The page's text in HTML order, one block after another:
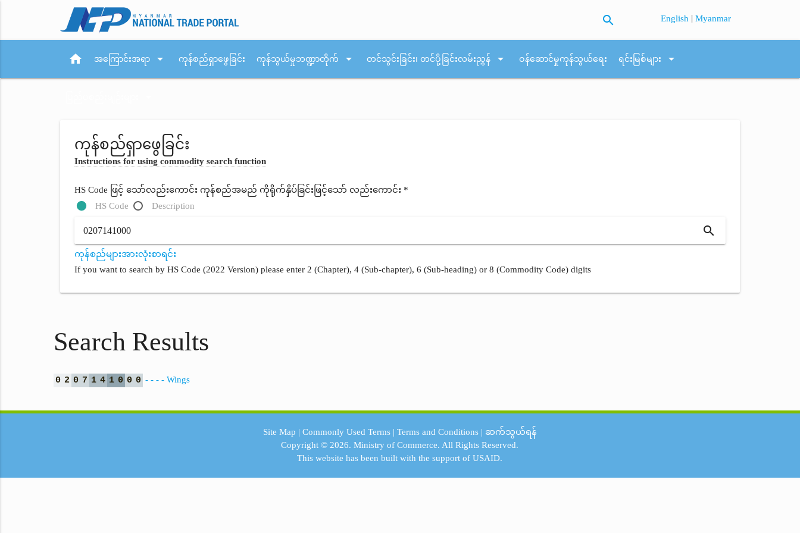
search English |Myanmar
home အကြောင်းအရာ arrow_drop_down ကုန်စည်ရှာဖွေခြင်း ကုန်သွယ်မှုဘဏ္ဍာတိုက် arrow_drop_down တင်သွင်းခြင်း၊ တင်ပို့ခြင်းလမ်းညွှန် arrow_drop_down ဝန်ဆောင်မှုကုန်သွယ်ရေး ရင်းမြစ်များ arrow_drop_down
ကုန်စည်ရှာဖွေခြင်း
Instructions for using commodity search function
HS Code ဖြင့် သော်လည်းကောင်း ကုန်စည်အမည် ကိုရိုက်နှိပ်ခြင်းဖြင့်သော် လည်းကောင်း *
HS Code
Description
search
ကုန်စည်များအားလုံးစာရင်း
If you want to search by HS Code (2022 Version) please enter 2 (Chapter), 4 (Sub-chapter), 6 (Sub-heading) or 8 (Commodity Code) digits
Search Results
0 2 0 7 1 4 1 0 0 0 - - - - Wings
Site Map | Commonly Used Terms| Terms and Conditions| ဆက်သွယ်ရန်
Copyright © 2026.Ministry of Commerce. All Rights Reserved.
This website has been built with the support ofUSAID.